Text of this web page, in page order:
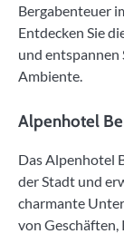
Bergabenteuer
Entdecken Sie
und entspannen
Ambiente.
Alpenhotel
Das Alpenhotel
der Stadt und
charmante
von Geschäften,